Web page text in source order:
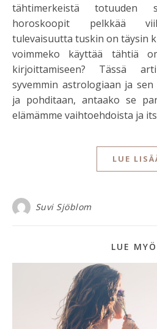
tähtimerkeistä totuuden
horoskoopit pelkkää
tulevaisuutta tuskin on täysin
voimmeko käyttää tähtiä
kirjoittamiseen? Tässä
syvemmin astrologiaan ja
ja pohditaan, antaako se
elämämme vaihtoehdoista ja
LUE
Suvi Sjöblom
LUE